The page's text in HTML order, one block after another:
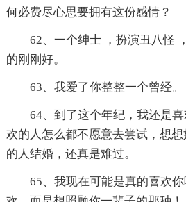
何必费尽心思要拥有这份感情？
62、一个绅士 ，扮演丑八怪
的刚刚好。
63、我爱了你整整一个曾经。
64、到了这个年纪，我还是
欢的人怎么都不愿意去尝试，想
的人结婚，还真是难过。
65、我现在可能是真的喜欢